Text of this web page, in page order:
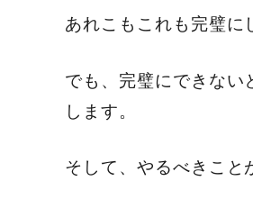
あれこもこれも完璧に
でも、完璧にできない
します。
そして、やるべきこと